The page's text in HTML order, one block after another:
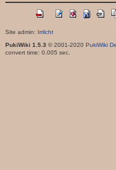
Site admin: Irrlicht
PukiWiki 1.5.3 © 2001-2020 PukiWiki
convert time: 0.005 sec.